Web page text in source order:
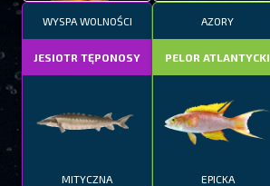
WYSPA WOLNOŚCI
JESIOTR TĘPONOSY
MITYCZNA
AZORY
PELOR ATLANTYCKI
EPICKA